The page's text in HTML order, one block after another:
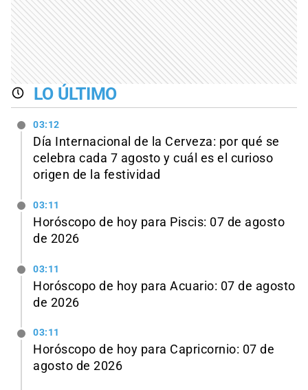
LO ÚLTIMO
03:12
Día Internacional de la Cerveza: por qué se
celebra cada 7 agosto y cuál es el curioso
origen de la festividad
03:11
Horóscopo de hoy para Piscis: 07 de agosto
de 2026
03:11
Horóscopo de hoy para Acuario: 07 de agosto
de 2026
03:11
Horóscopo de hoy para Capricornio: 07 de
agosto de 2026